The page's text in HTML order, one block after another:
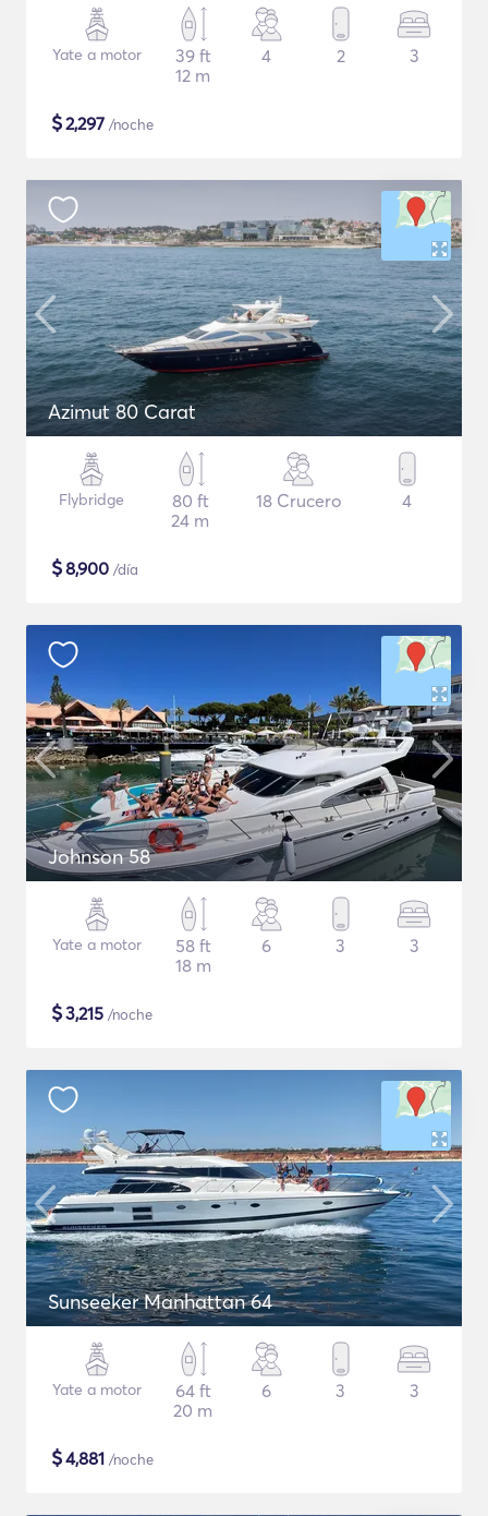
Yate a motor
39 ft
12 m
4 2 3
$2,297 /noche
Azimut 80 Carat
Flybridge
80 ft
24 m
18 Crucero 4
$8,900 /día
Johnson 58
Yate a motor
58 ft
18 m
6 3 3
$3,215 /noche
Sunseeker Manhattan 64
Yate a motor
64 ft
20 m
6 3 3
$4,881 /noche